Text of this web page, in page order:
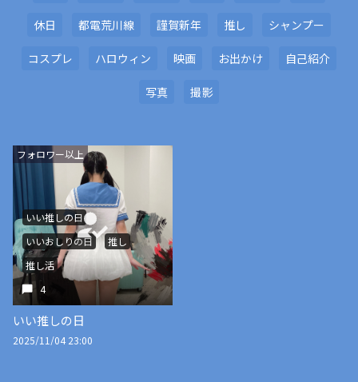
休日 都電荒川線 謹賀新年 推し シャンプー
コスプレ ハロウィン 映画 お出かけ 自己紹介
写真 撮影
フォロワー以上
いい推しの日
いいおしりの日
推し
推し活
4
いい推しの日
2025/11/04 23:00